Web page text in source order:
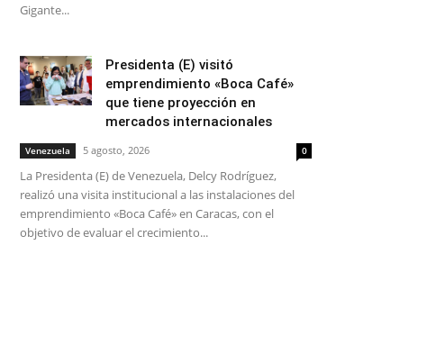
Gigante...
Presidenta (E) visitó
emprendimiento «Boca Café»
que tiene proyección en
mercados internacionales
Venezuela 5 agosto, 2026 0
La Presidenta (E) de Venezuela, Delcy Rodríguez,
realizó una visita institucional a las instalaciones del
emprendimiento «Boca Café» en Caracas, con el
objetivo de evaluar el crecimiento...